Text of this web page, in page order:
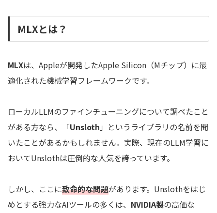
MLXとは？
MLXは、Appleが開発したApple Silicon（Mチップ）に最
適化された機械学習フレームワークです。
ローカルLLMのファインチューニングについて調べたこと
がある方なら、「Unsloth 」というライブラリの名前を聞
いたことがあるかもしれません。実際、現在のLLM学習に
おいてUnslothは圧倒的な人気を誇っています。
しかし、ここに致命的な問題があります。Unslothをはじ
めとする強力なAIツールの多くは、 NVIDIA製の高価な